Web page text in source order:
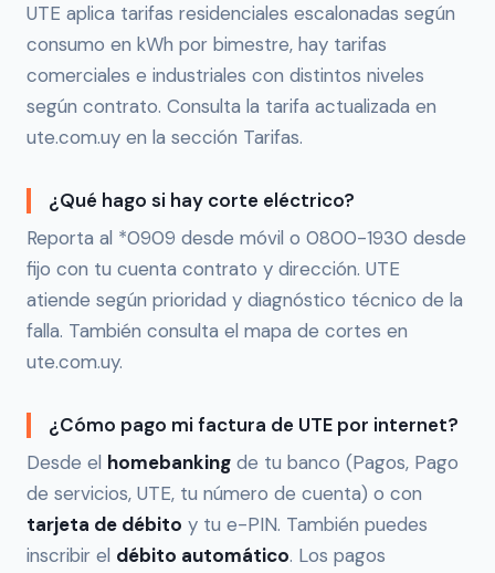
UTE aplica tarifas residenciales escalonadas según
consumo en kWh por bimestre, hay tarifas
comerciales e industriales con distintos niveles
según contrato. Consulta la tarifa actualizada en
ute.com.uy en la sección Tarifas.
¿Qué hago si hay corte eléctrico?
Reporta al *0909 desde móvil o 0800-1930 desde
fijo con tu cuenta contrato y dirección. UTE
atiende según prioridad y diagnóstico técnico de la
falla. También consulta el mapa de cortes en
ute.com.uy.
¿Cómo pago mi factura de UTE por internet?
Desde el homebanking de tu banco (Pagos, Pago
de servicios, UTE, tu número de cuenta) o con
tarjeta de débito y tu e-PIN. También puedes
inscribir el débito automático. Los pagos